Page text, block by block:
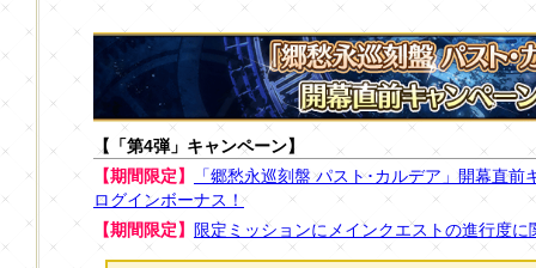
【「第4弾」キャンペーン】
【期間限定】
「郷愁永巡刻盤 パスト･カルデア」開幕直
ログインボーナス！
【期間限定】
限定ミッションにメインクエストの進行度